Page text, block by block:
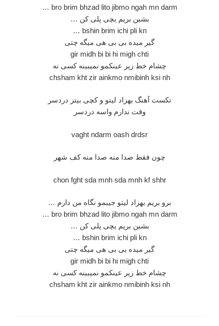
bro brim bhzad lito jibmo ngah mn darm …
بشین بریم یچی پلی کن …
bshin brim ichi pli kn …
گیر میده بی بی هی میگه چتی
gir midh bi bi hi migh chti
چشام خط زیر عینکمو نمیبینه کسی نه
chsham kht zir ainkmo nmibinh ksi nh
تکست آهنگ بهزاد لیتو و کچی بیتز دردسر
وقت ندارم واسه دردسر
vaght ndarm oash drdsr
چون فقط صدا منه صدا منه کف شهر
chon fght sda mnh sda mnh kf shhr
برو بریم بهزاد لیتو جیبمو نگاه من دارم …
bro brim bhzad lito jibmo ngah mn darm …
بشین بریم یچی پلی کن …
bshin brim ichi pli kn …
گیر میده بی بی هی میگه چتی
gir midh bi bi hi migh chti
چشام خط زیر عینکمو نمیبینه کسی نه
chsham kht zir ainkmo nmibinh ksi nh